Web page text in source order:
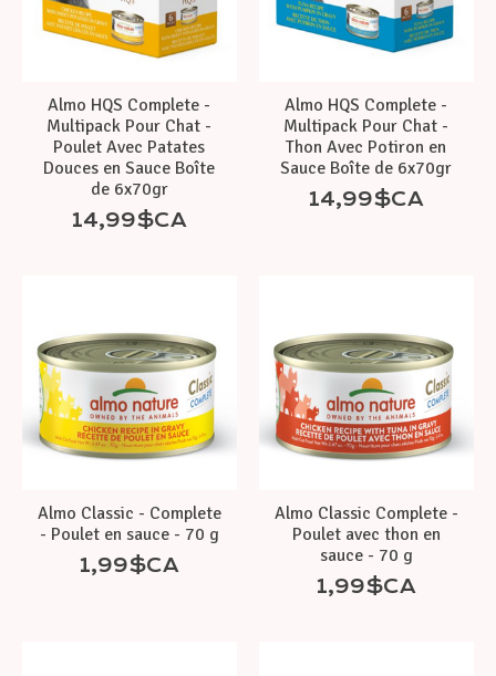
Almo HQS Complete -
Multipack Pour Chat -
Poulet Avec Patates
Douces en Sauce Boîte
de 6x70gr
14,99$CA
Almo HQS Complete -
Multipack Pour Chat -
Thon Avec Potiron en
Sauce Boîte de 6x70gr
14,99$CA
Almo Classic - Complete
- Poulet en sauce - 70 g
1,99$CA
Almo Classic Complete -
Poulet avec thon en
sauce - 70 g
1,99$CA